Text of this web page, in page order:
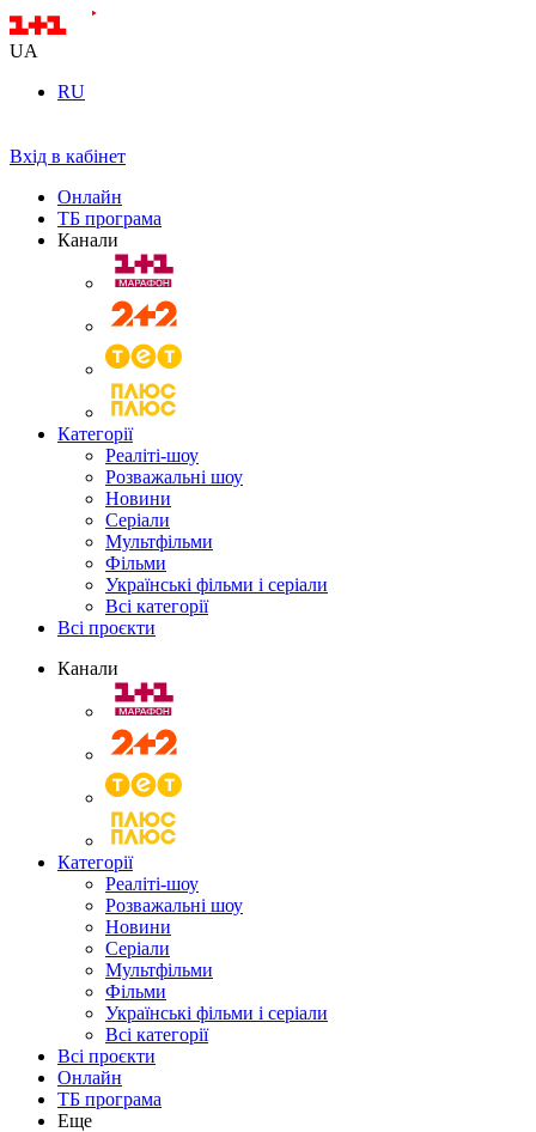
UA
RU
Вхід в кабінет
Онлайн
ТБ програма
Канали
Категорії
Реаліті-шоу
Розважальні шоу
Новини
Серіали
Мультфільми
Фільми
Українські фільми і серіали
Всі категорії
Всі проєкти
Канали
Категорії
Реаліті-шоу
Розважальні шоу
Новини
Серіали
Мультфільми
Фільми
Українські фільми і серіали
Всі категорії
Всі проєкти
Онлайн
ТБ програма
Еще